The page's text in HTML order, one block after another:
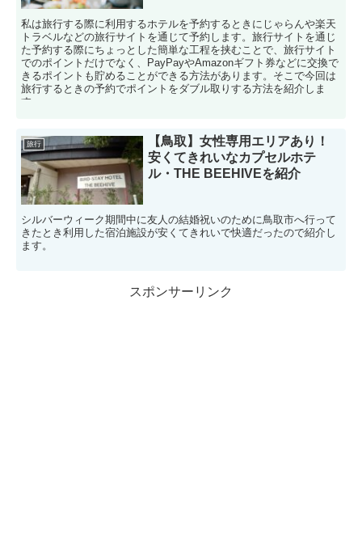
私は旅行する際に利用するホテルを予約するときにじゃらんや楽天
トラベルなどの旅行サイトを通じて予約します。旅行サイトを通じ
た予約する際にちょっとした簡単な工程を挟むことで、旅行サイト
でのポイントだけでなく、PayPayやAmazonギフト券などに交換で
きるポイントも貯めることができる方法があります。そこで今回は
旅行するときの予約でポイントをダブル取りする方法を紹介しま
す。
旅行
【鳥取】女性専用エリアあり！
安くてきれいなカプセルホテ
ル・THE BEEHIVEを紹介
シルバーウィーク期間中に友人の結婚祝いのために鳥取市へ行って
きたとき利用した宿泊施設が安くてきれいで快適だったので紹介し
ます。
スポンサーリンク